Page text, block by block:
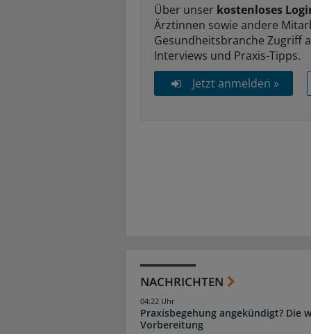
Über unser kostenloses
Ärztinnen sowie andere
Gesundheitsbranche Zugriff
Interviews und Praxis-Tipps.
Jetzt anmelden »
NACHRICHTEN
Praxisbegehung angekündigt? Die
Vorbereitung
04:22 Uhr